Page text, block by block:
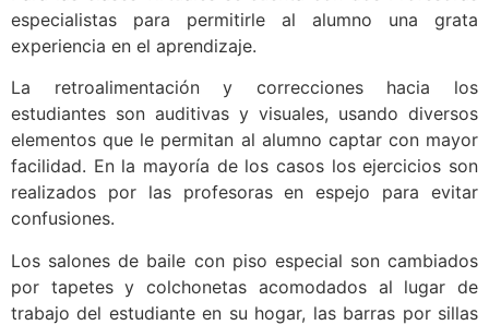
especialistas para permitirle al alumno una grata
experiencia en el aprendizaje.
La retroalimentación y correcciones hacia los
estudiantes son auditivas y visuales, usando diversos
elementos que le permitan al alumno captar con mayor
facilidad. En la mayoría de los casos los ejercicios son
realizados por las profesoras en espejo para evitar
confusiones.
Los salones de baile con piso especial son cambiados
por tapetes y colchonetas acomodados al lugar de
trabajo del estudiante en su hogar, las barras por sillas